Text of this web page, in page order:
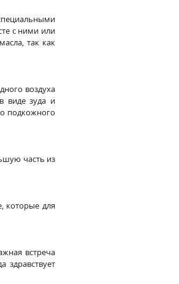
с ними или
так как
воздуха
виде зуда и
подкожного
часть из
которые для
встреча